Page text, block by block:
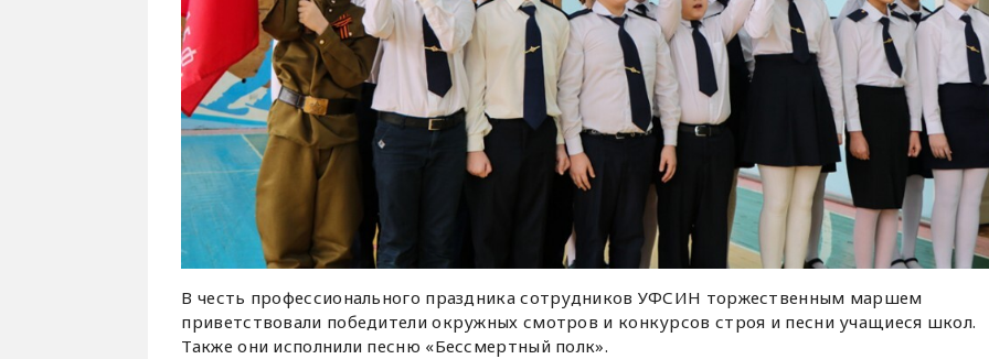
В честь профессионального праздника сотрудников УФСИН торжественным маршем
приветствовали победители окружных смотров и конкурсов строя и песни учащиеся школ.
Также они исполнили песню «Бессмертный полк».